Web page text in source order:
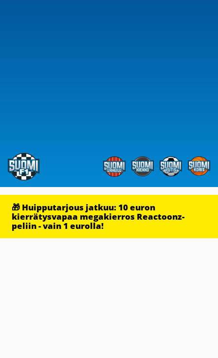
🎁 Huipputarjous jatkuu: 10 euron
kierrätysvapaa megakierros Reactoonz-
peliin - vain 1 eurolla!